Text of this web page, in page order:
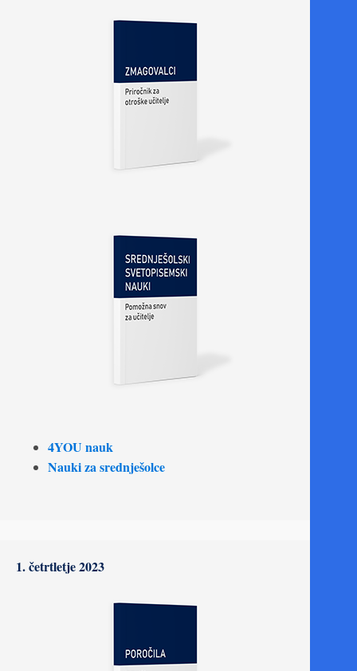
4YOU nauk
Nauki za srednješolce
1. četrtletje 2023